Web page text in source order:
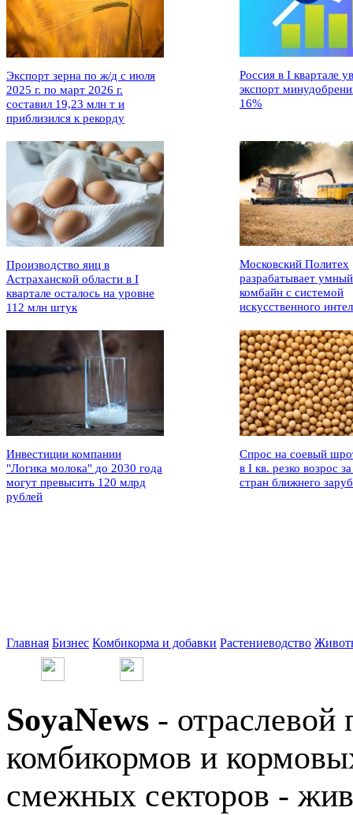
Экспорт зерна по ж/д с июля
2025 г. по март 2026 г.
составил 19,23 млн т и
приблизился к рекорду
Россия в I квартале
экспорт
16%
Производство яиц в
Астраханской области в I
квартале осталось на уровне
112 млн штук
Московский Политех
разрабатывает умный
комбайн с системой
искусственного
Инвестиции компании
"Логика молока" до 2030 года
могут превысить 120 млрд
рублей
Спрос на соевый
в I кв. резко возрос
стран ближнего
Главная Бизнес Комбикорма и добавки Растениеводство
SoyaNews - отраслевой
комбикормов и
смежных секторов -